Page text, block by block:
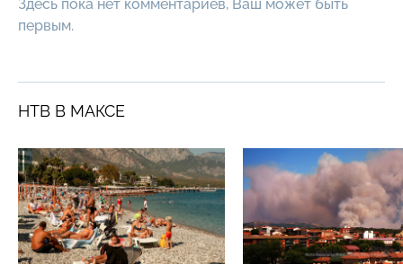
Здесь пока нет комментариев, Ваш может быть
первым.
НТВ В МАКСЕ